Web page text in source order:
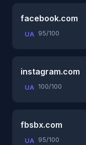
facebook.com
UA 95/100
instagram.com
UA 100/100
fbsbx.com
UA 95/100